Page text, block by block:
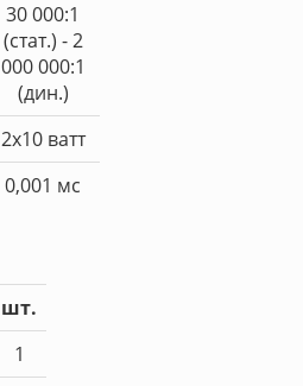
30 000:1
(стат.) - 2
000 000:1
(дин.)
2x10 ватт
0,001 мс
шт.
1